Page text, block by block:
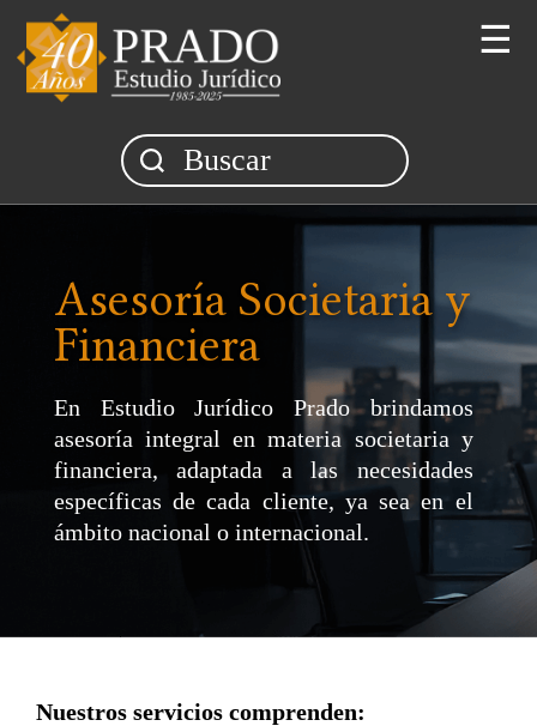
☰
Asesoría Societaria y
Financiera
En Estudio Jurídico Prado brindamos
asesoría integral en materia societaria y
financiera, adaptada a las necesidades
específicas de cada cliente, ya sea en el
ámbito nacional o internacional.
Nuestros servicios comprenden: